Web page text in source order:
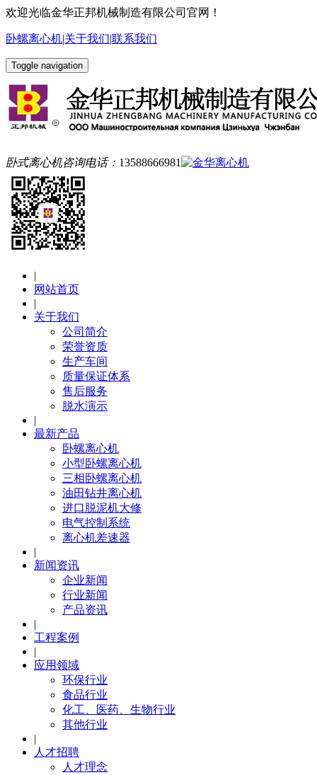
欢迎光临金华正邦机械制造有限公司官网！
卧螺离心机|关于我们|联系我们
Toggle navigation
卧式离心机咨询电话： 13588666981
|
网站首页
|
关于我们
公司简介
荣誉资质
生产车间
质量保证体系
售后服务
脱水演示
|
最新产品
卧螺离心机
小型卧螺离心机
三相卧螺离心机
油田钻井离心机
进口脱泥机大修
电气控制系统
离心机差速器
|
新闻资讯
企业新闻
行业新闻
产品资讯
|
工程案例
|
应用领域
环保行业
食品行业
化工、医药、生物行业
其他行业
|
人才招聘
人才理念